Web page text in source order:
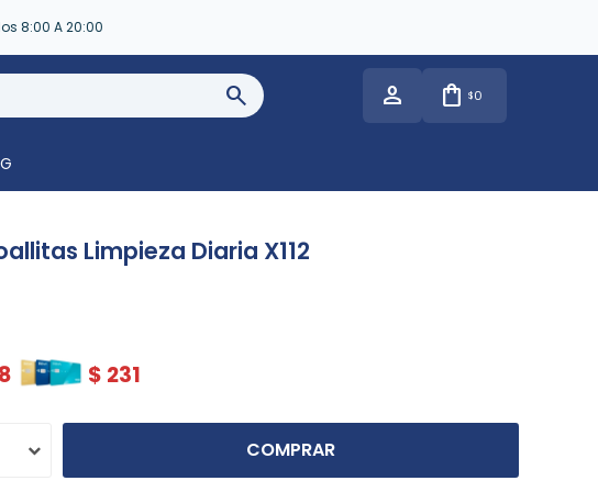
8:00 A 20:00
$0
Limpieza Diaria X112
$ 231
COMPRAR